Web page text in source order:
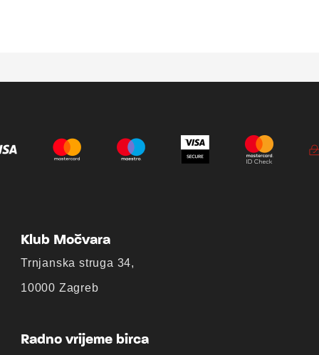
Klub Močvara
Trnjanska struga 34,
10000 Zagreb
Radno vrijeme birca